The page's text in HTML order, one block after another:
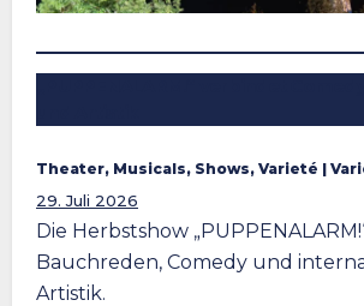
Theater, Musicals, Shows, Varieté |
29. Juli 2026
Die Herbstshow
Bauchreden, Comedy und
Artistik.